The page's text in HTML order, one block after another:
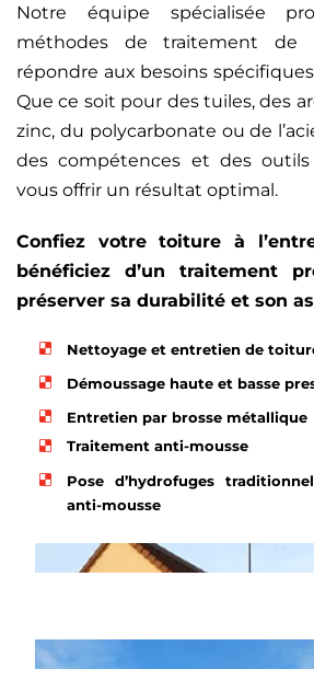
Notre équipe spécialisée
méthodes de traitement de
répondre aux besoins
Que ce soit pour des tuiles, des
zinc, du polycarbonate ou de
des compétences et des outils
vous offrir un résultat optimal.
Confiez votre toiture à
bénéficiez d’un traitement
préserver sa durabilité et son
Nettoyage et entretien de
Démoussage haute et basse
Entretien par brosse métallique
Traitement anti-mousse
Pose d’hydrofuges
anti-mousse